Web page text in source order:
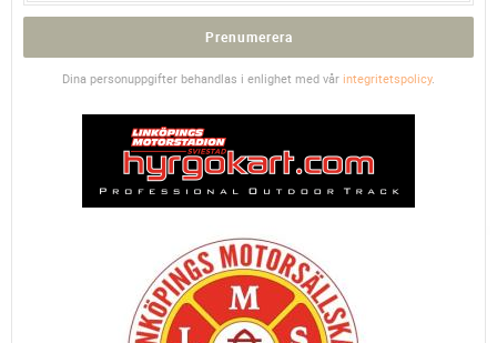
Prenumerera
Dina personuppgifter behandlas i enlighet med vår integritetspolicy.